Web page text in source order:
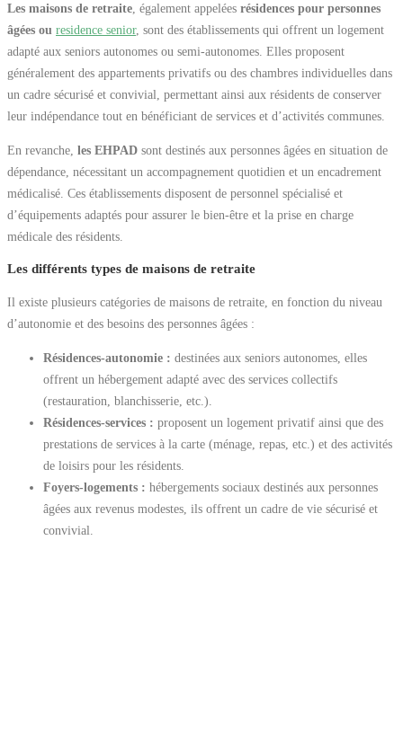
Les maisons de retraite , également appelées résidences pour personnes
âgées ou residence senior, sont des établissements qui offrent un logement
adapté aux seniors autonomes ou semi-autonomes. Elles proposent
généralement des appartements privatifs ou des chambres individuelles dans
un cadre sécurisé et convivial, permettant ainsi aux résidents de conserver
leur indépendance tout en bénéficiant de services et d’activités communes.
En revanche, les EHPAD sont destinés aux personnes âgées en situation de
dépendance, nécessitant un accompagnement quotidien et un encadrement
médicalisé. Ces établissements disposent de personnel spécialisé et
d’équipements adaptés pour assurer le bien-être et la prise en charge
médicale des résidents.
Les différents types de maisons de retraite
Il existe plusieurs catégories de maisons de retraite, en fonction du niveau
d’autonomie et des besoins des personnes âgées :
Résidences-autonomie : destinées aux seniors autonomes, elles
offrent un hébergement adapté avec des services collectifs
(restauration, blanchisserie, etc.).
Résidences-services : proposent un logement privatif ainsi que des
prestations de services à la carte (ménage, repas, etc.) et des activités
de loisirs pour les résidents.
Foyers-logements : hébergements sociaux destinés aux personnes
âgées aux revenus modestes, ils offrent un cadre de vie sécurisé et
convivial.